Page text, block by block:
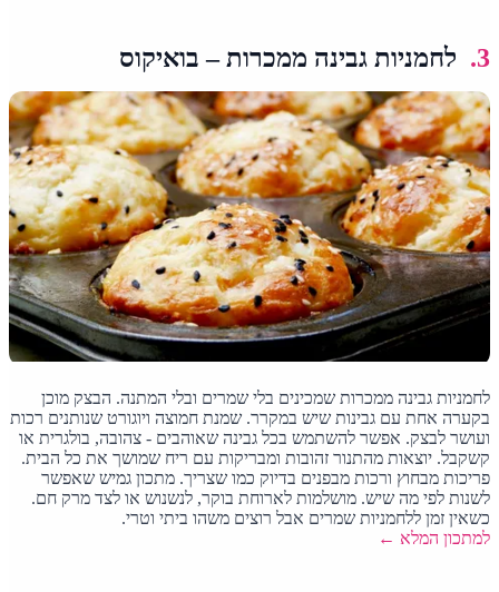
3. לחמניות גבינה ממכרות – בואיקוס
לחמניות גבינה ממכרות שמכינים בלי שמרים ובלי המתנה. הבצק מוכן
בקערה אחת עם גבינות שיש במקרר. שמנת חמוצה ויוגורט שנותנים רכות
ועושר לבצק. אפשר להשתמש בכל גבינה שאוהבים - צהובה, בולגרית או
קשקבל. יוצאות מהתנור זהובות ומבריקות עם ריח שמושך את כל הבית.
פריכות מבחוץ ורכות מבפנים בדיוק כמו שצריך. מתכון גמיש שאפשר
לשנות לפי מה שיש. מושלמות לארוחת בוקר, לנשנוש או לצד מרק חם.
כשאין זמן ללחמניות שמרים אבל רוצים משהו ביתי וטרי.
למתכון המלא ←